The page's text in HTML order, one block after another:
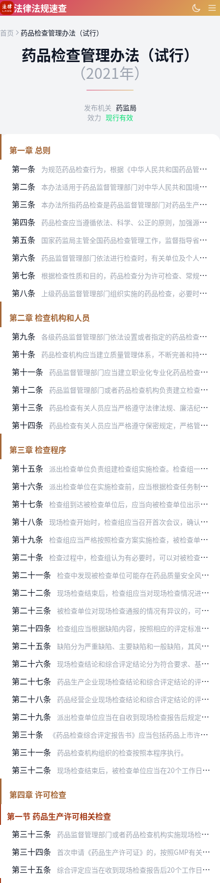
跳到主要内容
法律法规速查
首页 药品检查管理办法（试行）
药品检查管理办法（试行）
（2021年）
发布机关 药监局
效力 现行有效
第一章 总则
第一条
为规范药品检查行为，根据《中华人民共和国药品管理法》、《中华人民共和国疫苗管理法》、《药品生产监督管理办法》等有关法律法规规章，制定本办法。
第二条 本办法适用于药品监督管理部门对中华人民共和国境内上市药品的生产、经营、使用环节实施的检查、调查、取证、处置等行为。
第三条 本办法所指药品检查是药品监督管理部门对药品生产、经营、使用环节相关单位遵守法律法规、执行相关质量管理规范和药品标准等情况进行检查的行为。
第四条 药品检查应当遵循依法、科学、公正的原则，加强源头治理，严格过程管理，围绕上市后药品的安全、有效和质量可控开展。
第五条 国家药监局主管全国药品检查管理工作，监督指导省、自治区、直辖市药品监督管理部门（以下简称省级药品监督管理部门）开展药品生产、经营现场检查。国家药品监督管理局食品…
第六条 药品监督管理部门依法进行检查时，有关单位及个人应当接受检查，积极予以配合，并提供真实完整准确的记录、票据、数据、信息等相关资料，不得以任何理由拒绝、逃避、拖延或…
第七条 根据检查性质和目的，药品检查分为许可检查、常规检查、有因检查、其他检查。
第八条 上级药品监督管理部门组织实施的药品检查，必要时可以通知被检查单位所在地药品监督管理部门或者省级药品监督管理部门的派出机构派出人员参加检查。
第二章 检查机构和人员
第九条
各级药品监督管理部门依法设置或者指定的药品检查机构，依据国家药品监管的法律法规等开展相关的检查工作并出具《药品检查综合评定报告书》，负责职业化专业化检查员队伍的…
第十条 药品检查机构应当建立质量管理体系，不断完善和持续改进药品检查工作，保证药品检查质量。
第十一条 药品监督管理部门应当建立职业化专业化药品检查员队伍，实行检查员分级分类管理制度，制定不同层级检查员的岗位职责标准以及综合素质、检查能力要求，确立严格的岗位准入和…
第十二条 药品监督管理部门或者药品检查机构负责建立检查员库和检查员信息平台，实现国家级和省级、市县级检查员信息共享和检查工作协调联动。
第十三条 药品检查有关人员应当严格遵守法律法规、廉洁纪律和工作要求，不得向被检查单位提出与检查无关的要求，不得与被检查单位有利害关系。
第十四条 药品检查有关人员应当严格遵守保密规定，严格管理涉密资料，严防泄密事件发生。不得泄露检查相关信息及被检查单位技术或者商业秘密等信息。
第三章 检查程序
第十五条
派出检查单位负责组建检查组实施检查。检查组一般由2名以上检查员组成，检查员应当具备与被检查品种相应的专业知识、培训经历或者从业经验。检查组实行组长负责制。必要时…
第十六条 派出检查单位在实施检查前，应当根据检查任务制定检查方案，明确检查事项、时间和检查方式等，必要时，参加检查的检查员应当参与检查方案的制定。检查组应当按照检查方案实…
第十七条 检查组到达被检查单位后，应当向被检查单位出示执法证明文件或者药品监督管理部门授权开展检查的证明文件。
第十八条 现场检查开始时，检查组应当召开首次会议，确认检查范围，告知检查纪律、廉政纪律、注意事项以及被检查单位享有陈述申辩的权利和应履行的义务。采取不预先告知检查方式的除…
第十九条 检查组应当严格按照检查方案实施检查，被检查单位在检查过程中应当及时提供检查所需的相关资料，检查员应当如实做好检查记录。检查方案如需变更的，应当报经派出检查单位同…
第二十条 检查过程中，检查组认为有必要时，可以对被检查单位的产品、中间体、原辅包等按照《药品抽样原则及程序》等要求抽样、送检。
第二十一条 检查中发现被检查单位可能存在药品质量安全风险的，执法人员应当立即固定相关证据，检查组应当将发现的问题和处理建议立即通报负责该被检查单位监管工作的药品监督管理部门…
第二十二条 现场检查结束后，检查组应当对现场检查情况进行分析汇总，客观、公平、公正地对检查中发现的缺陷进行分级，并召开末次会议，向被检查单位通报现场检查情况。
第二十三条 被检查单位对现场检查通报的情况有异议的，可以陈述申辩，检查组应当如实记录，并结合陈述申辩内容确定缺陷项目。
第二十四条 检查组应当根据缺陷内容，按照相应的评定标准进行评定，提出现场检查结论，并将现场检查结论和处理建议列入现场检查报告，检查组应当及时将现场检查报告、检查员记录及相关…
第二十五条 缺陷分为严重缺陷、主要缺陷和一般缺陷，其风险等级依次降低。
第二十六条 现场检查结论和综合评定结论分为符合要求、基本符合要求、不符合要求。
第二十七条 药品生产企业现场检查结论和综合评定结论的评定标准：
第二十八条 药品经营企业现场检查结论和综合评定结论的评定标准：
第二十九条 派出检查单位应当在自收到现场检查报告后规定时限内完成审核，形成综合评定结论。药品检查机构根据综合评定结论出具《药品检查综合评定报告书》报药品监督管理部门。
第三十条 《药品检查综合评定报告书》应当包括药品上市许可持有人信息、企业名称、地址、实施单位、检查范围、任务来源、检查依据、检查人员、检查时间、问题或者缺陷、综合评定结论…
第三十一条 药品检查机构组织的检查按照本程序执行。
第三十二条 现场检查结束后，被检查单位应当在20个工作日内针对缺陷项目进行整改；无法按期完成整改的，应当制定切实可行的整改计划，并作为对应缺陷的整改完成情况列入整改报告，整…
第四章 许可检查
第一节 药品生产许可相关检查
第三十三条
药品监督管理部门或者药品检查机构实施现场检查前，应当制定现场检查工作方案，并组织实施现场检查。制定工作方案及实施现场检查工作时限为30个工作日。
第三十四条 首次申请《药品生产许可证》的，按照GMP有关内容开展现场检查。
第三十五条 综合评定应当在收到现场检查报告后20个工作日内完成。